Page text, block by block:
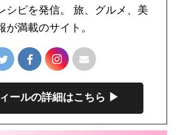
シピを発信。 旅、グルメ、美
満載のサイト。
ールの詳細はこちら ▶︎